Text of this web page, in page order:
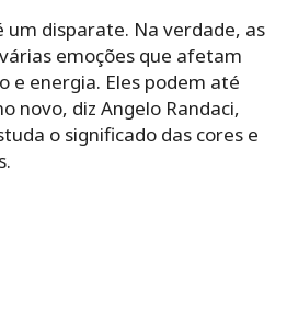
um disparate. Na verdade, as
emoções que afetam
e energia. Eles podem até
novo, diz Angelo Randaci,
o significado das cores e